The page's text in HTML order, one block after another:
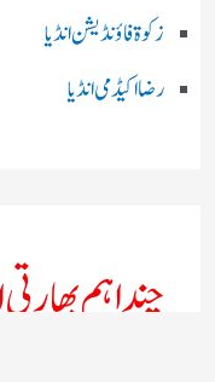
زکوۃ فاؤنڈیشن انڈیا
رضا اکیڈمی انڈیا
چند اہم